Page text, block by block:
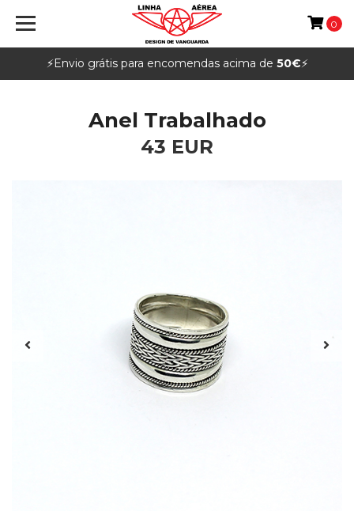
⚡️Envio grátis para encomendas acima de 50€⚡️
0
Anel Trabalhado
43 EUR